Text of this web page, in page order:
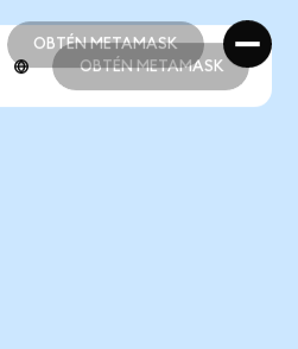
OBTÉN METAMASK
OBTÉN METAMASK
OBTÉN METAMASK